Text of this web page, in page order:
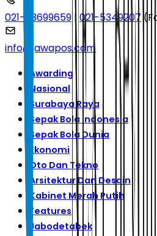
021-53699659 |021-5349207
info@jawapos.com
Awarding
Nasional
Surabaya Raya
Sepak Bola Indonesia
Sepak Bola Dunia
Ekonomi
Oto Dan Tekno
Arsitektur Dan Desain
Kabinet Merah Putih
Features
Jabodetabek